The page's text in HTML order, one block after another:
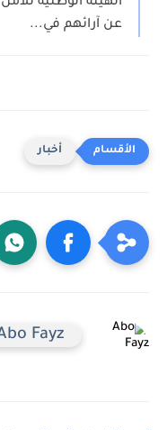
عن آرائهم في...
أخبار
Fayz